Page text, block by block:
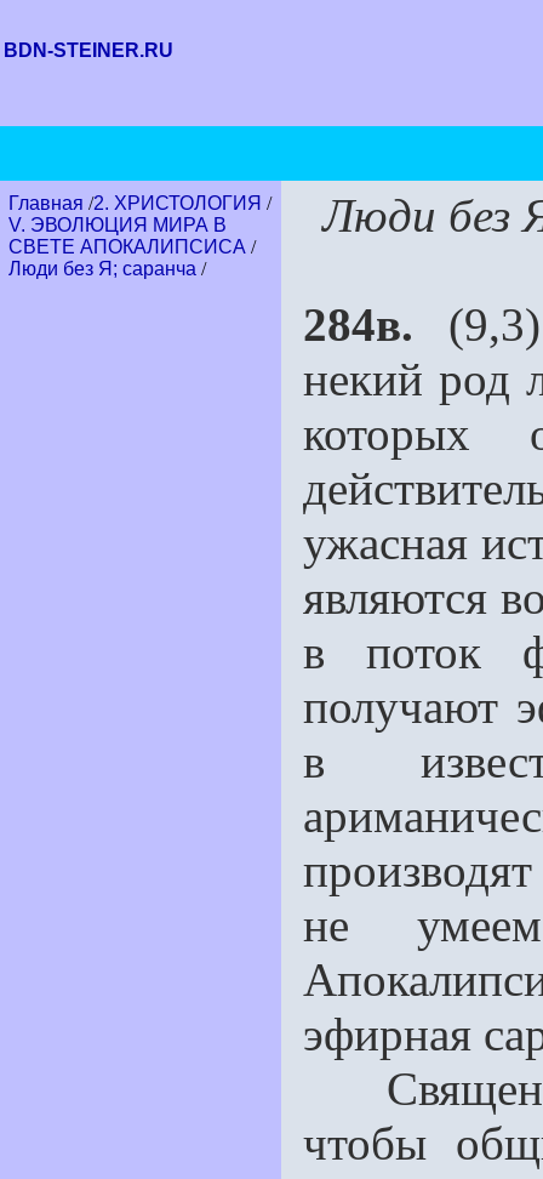
BDN-STEINER.RU
Главная /2. ХРИСТОЛОГИЯ /
V. ЭВОЛЮЦИЯ МИРА В
СВЕТЕ АПОКАЛИПСИСА /
Люди без Я; саранча /
Люди без
284в.
некий род
которых
ужасная
являются
в поток
получают
в
не
эфирная
чтобы